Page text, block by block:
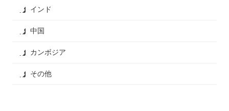
インド
中国
カンボジア
その他